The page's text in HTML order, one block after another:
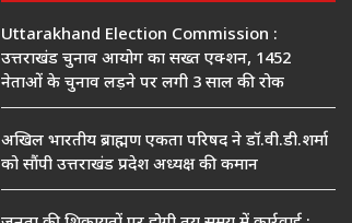
Uttarakhand Election Commission :
उत्तराखंड चुनाव आयोग का सख्त एक्शन, 1452
नेताओं के चुनाव लड़ने पर लगी 3 साल की रोक
अखिल भारतीय ब्राह्मण एकता परिषद ने डॉ.वी.डी.शर्मा
को सौंपी उत्तराखंड प्रदेश अध्यक्ष की कमान